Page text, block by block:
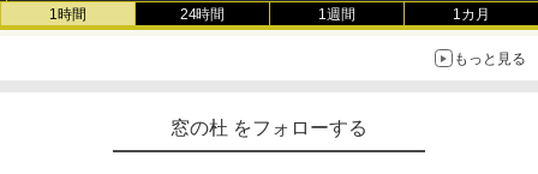
1時間 24時間 1週間 1カ月
もっと見る
窓の杜 をフォローする